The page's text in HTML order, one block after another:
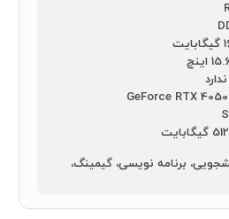
اینچ
ندارد
GeForce RTX 4050
512 گیگابایت
برنامه نویسی، گیمینگ،